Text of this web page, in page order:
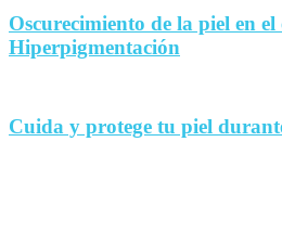
Oscurecimiento de la piel en
Hiperpigmentación
Cuida y protege tu piel